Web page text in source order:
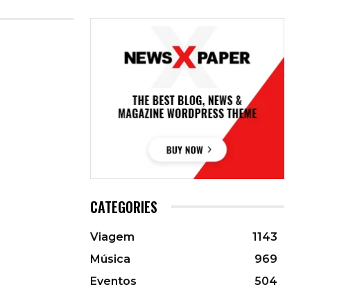
CATEGORIES
Viagem
1143
Música
969
Eventos
504